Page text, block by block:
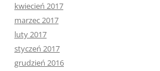
kwiecień 2017
marzec 2017
luty 2017
styczeń 2017
grudzień 2016